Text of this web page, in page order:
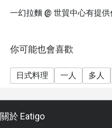
10. 如有任何爭議一幻拉
關行使優惠之最終決定權
$80
13. 用餐時間: 60分鐘
一幻拉麵 @ 世貿中心有提供
你可能也會喜歡
日式料理 一人 多人
關於 Eatigo